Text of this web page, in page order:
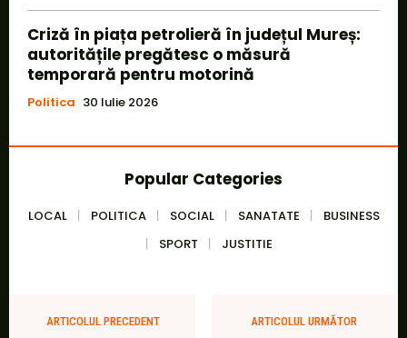
Criză în piața petrolieră în județul Mureș:
autoritățile pregătesc o măsură
temporară pentru motorină
Politica 30 Iulie 2026
Popular Categories
LOCAL POLITICA SOCIAL SANATATE
BUSINESS
SPORT
JUSTITIE
ARTICOLUL PRECEDENT ARTICOLUL URMĂTOR